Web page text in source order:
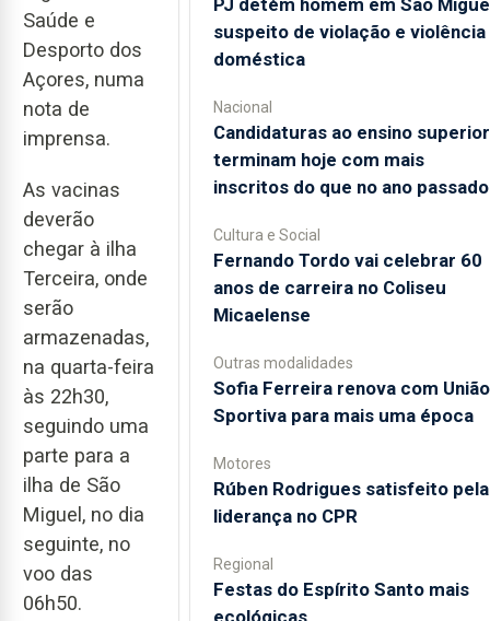
Saúde e
Desporto dos
Açores, numa
nota de
imprensa.
As vacinas
deverão
chegar à ilha
Terceira, onde
serão
armazenadas,
na quarta-feira
às 22h30,
seguindo uma
parte para a
ilha de São
Miguel, no dia
seguinte, no
voo das
06h50.
suspeito de violação e violência
doméstica
Nacional
Candidaturas ao ensino superior
terminam hoje com mais
inscritos do que no ano passado
Cultura e Social
Fernando Tordo vai celebrar 60
anos de carreira no Coliseu
Micaelense
Outras modalidades
Sofia Ferreira renova com União
Sportiva para mais uma época
Motores
Rúben Rodrigues satisfeito pela
liderança no CPR
Regional
Festas do Espírito Santo mais
ecológicas